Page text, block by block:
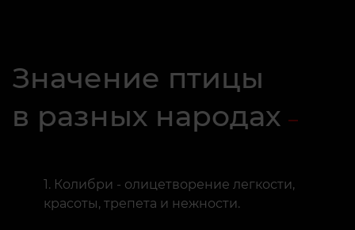
Значение птицы
в разных народах
Колибри - олицетворение легкости,
красоты, трепета и нежности.